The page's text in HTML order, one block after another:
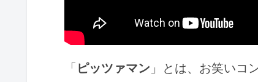
「 ピッツァマン 」とは、お笑いコ